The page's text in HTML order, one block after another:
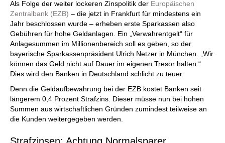
Als Folge der weiter lockeren Zinspolitik der Europäischen
Zentralbank (EZB) – die jetzt in Frankfurt für mindestens ein
Jahr beschlossen wurde – erheben erste Sparkassen also
Gebühren für hohe Geldanlagen. Ein „Verwahrentgelt“ für
Anlagesummen im Millionenbereich soll es geben, so der
bayerische Sparkassenpräsident Ulrich Netzer in München. „Wir
können das Geld nicht auf Dauer im eigenen Tresor halten.“
Dies wird den Banken in Deutschland schlicht zu teuer.
Denn die Geldaufbewahrung bei der EZB kostet Banken seit
längerem 0,4 Prozent Strafzins. Dieser müsse nun bei hohen
Summen aus wirtschaftlichen Gründen zumindest teilweise an
die Kunden weitergegeben werden.